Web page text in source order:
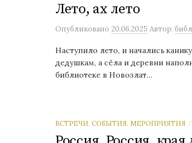
Лето, ах лето
Опубликовано 20.06.2025 Автор:
Наступило лето, и начались
дедушкам, а сёла и деревни
библиотеке в Новозлат...
ВСТРЕЧИ. СОБЫТИЯ. МЕРОПРИЯТИЯ /